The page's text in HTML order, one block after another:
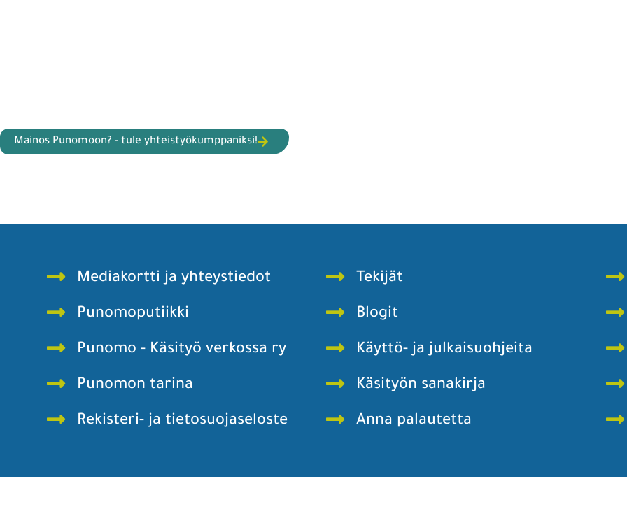
Mainos Punomoon? - tule yhteistyökumppaniksi!
Mediakortti ja yhteystiedot
Punomoputiikki
Punomo - Käsityö verkossa ry
Punomon tarina
Rekisteri- ja tietosuojaseloste
Tekijät
Blogit
Käyttö- ja julkaisuohjeita
Käsityön sanakirja
Anna palautetta